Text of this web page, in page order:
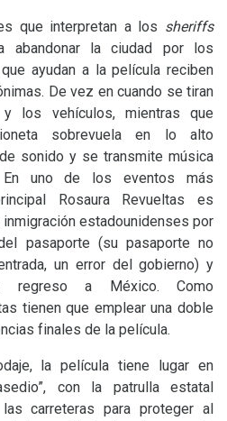
que interpretan a los sheriffs
abandonar la ciudad por los
ayudan a la película reciben
De vez en cuando se tiran
los vehículos, mientras que
sobrevuela en lo alto
sonido y se transmite música
En uno de los eventos más
Rosaura Revueltas es
estadounidenses por
pasaporte (su pasaporte no
un error del gobierno) y
regreso a México. Como
tienen que emplear una doble
finales de la película.
la película tiene lugar en
con la patrulla estatal
carreteras para proteger al